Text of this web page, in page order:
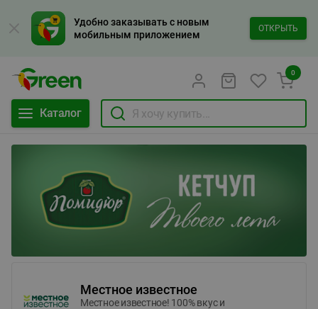
Удобно заказывать с новым
мобильным приложением
ОТКРЫТЬ
Каталог
0
Местное известное
Местное известное! 100% вкус и